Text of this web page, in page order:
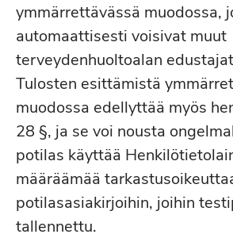
ymmärrettävässä muodossa,
automaattisesti voisivat muut
terveydenhuoltoalan
Tulosten esittämistä
muodossa edellyttää myös
28 §, ja se voi nousta
potilas käyttää
määräämää
potilasasiakirjoihin, joihin
tallennettu.